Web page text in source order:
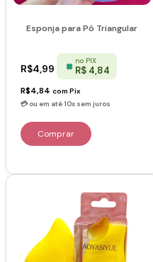
Esponja para Pó Triangular
R$4,99
no PIX
R$ 4,84
R$4,84 com Pix